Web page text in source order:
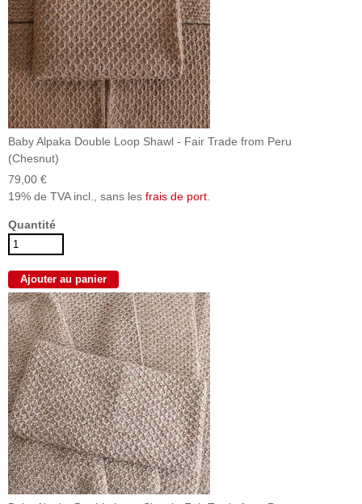
Baby Alpaka Double Loop Shawl - Fair Trade from Peru
(Chesnut)
79,00 €
19% de TVA incl., sans les frais de port
Quantité